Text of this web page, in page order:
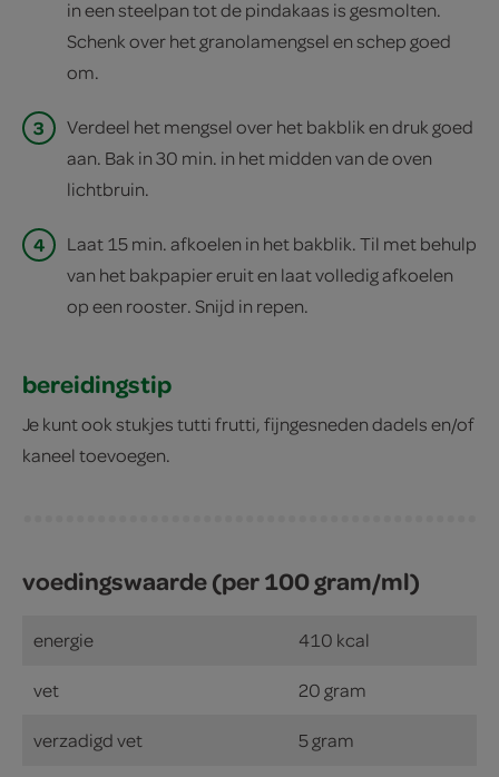
in een steelpan tot de pindakaas is gesmolten.
Schenk over het granolamengsel en schep goed
om.
3
Verdeel het mengsel over het bakblik en druk goed
aan. Bak in 30 min. in het midden van de oven
lichtbruin.
4
Laat 15 min. afkoelen in het bakblik. Til met behulp
van het bakpapier eruit en laat volledig afkoelen
op een rooster. Snijd in repen.
bereidingstip
Je kunt ook stukjes tutti frutti, fijngesneden dadels en/of
kaneel toevoegen.
voedingswaarde (per 100 gram/ml)
energie 410 kcal
vet 20 gram
verzadigd vet 5 gram